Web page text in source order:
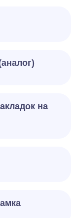
на